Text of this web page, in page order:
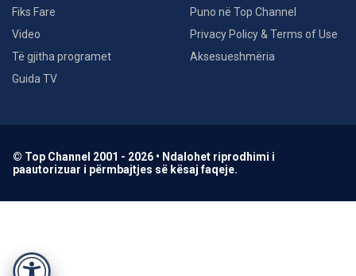
Fiks Fare
Video
Të gjitha programet
Guida TV
Puno në Top Channel
Privacy Policy & Terms of Use
Aksesueshmëria
© Top Channel 2001 - 2026 • Ndalohet riprodhimi i
paautorizuar i përmbajtjes së kësaj faqeje.